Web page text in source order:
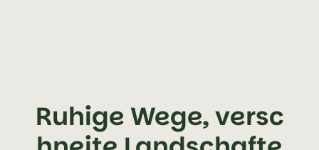
Ruhige Wege, versc